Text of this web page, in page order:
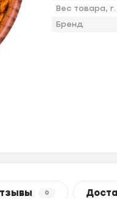
Вес товара, г.
Бренд
0